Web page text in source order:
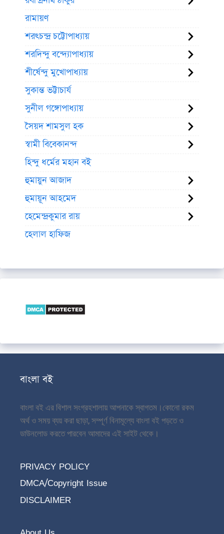
রামায়ণ
শরৎচন্দ্র চট্টোপাধ্যায়
শরদিন্দু বন্দ্যোপাধ্যায়
শীর্ষেন্দু মুখোপাধ্যায়
সুকান্ত ভট্টাচার্য
সুনীল গঙ্গোপাধ্যায়
সৈয়দ শামসুল হক
স্বামী বিবেকানন্দ
হিন্দু ধর্মের মহান বই
হুমায়ুন আজাদ
হুমায়ূন আহমেদ
হেমেন্দ্রকুমার রায়
হেলাল হাফিজ
বাংলা বই
বাংলা বই এর বিশাল সংগ্রহশালায় আপনাকে স্বাগতম।কোনো রকম
অর্থ ও সময় ব্যয় করা ছাড়া, সম্পূর্ণ বিনামূল্যে বাংলা বই পড়তে ও
ডাউনলোড করতে পারবেন আমাদের এই সাইট থেকে।
PRIVACY POLICY
DMCA/Copyright Issue
DISCLAIMER